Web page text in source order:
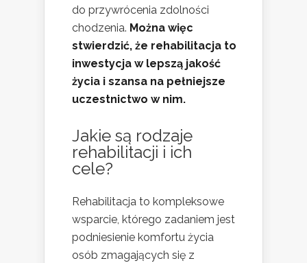
do przywrócenia zdolności
chodzenia. Można więc
stwierdzić, że rehabilitacja to
inwestycja w lepszą jakość
życia i szansa na pełniejsze
uczestnictwo w nim.
Jakie są rodzaje
rehabilitacji i ich
cele?
Rehabilitacja to kompleksowe
wsparcie, którego zadaniem jest
podniesienie komfortu życia
osób zmagających się z